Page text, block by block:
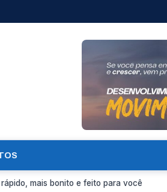
mais bonito e feito para você